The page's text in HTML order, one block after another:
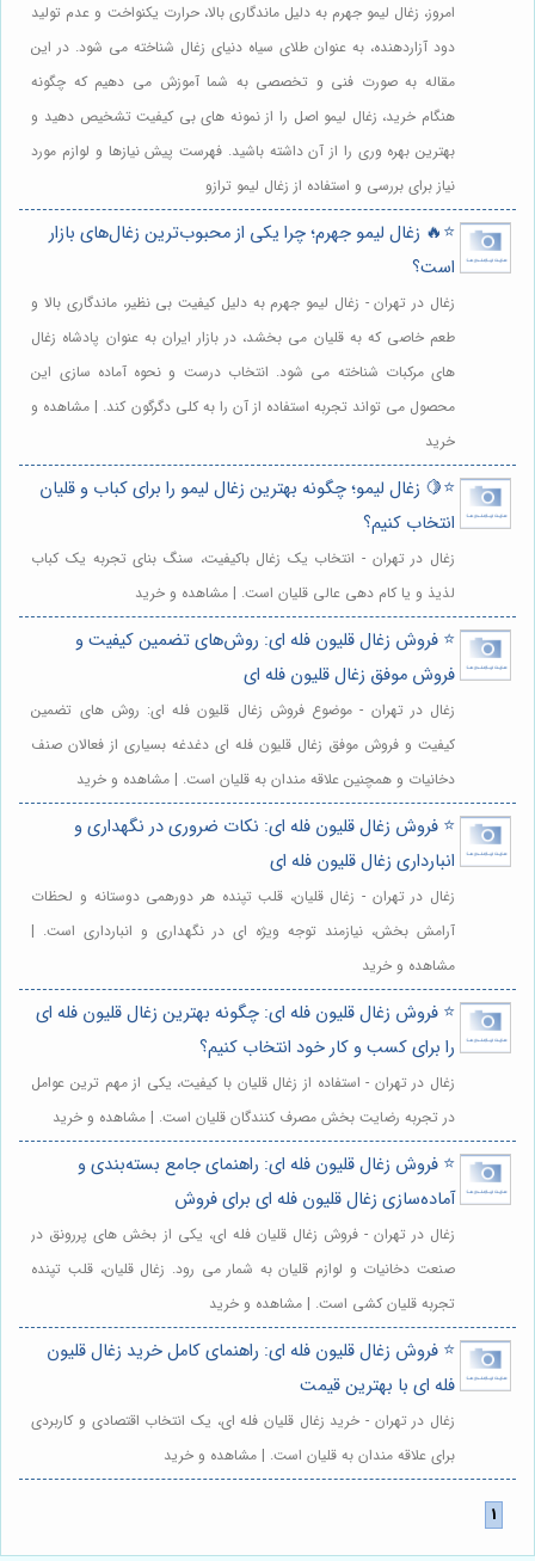
امروز، زغال لیمو جهرم به دلیل ماندگاری بالا، حرارت یکنواخت و عدم تولید
دود آزاردهنده، به عنوان طلای سیاه دنیای زغال شناخته می شود. در این
مقاله به صورت فنی و تخصصی به شما آموزش می دهیم که چگونه
هنگام خرید، زغال لیمو اصل را از نمونه های بی کیفیت تشخیص دهید و
بهترین بهره وری را از آن داشته باشید. فهرست پیش نیازها و لوازم مورد
نیاز برای بررسی و استفاده از زغال لیمو ترازو
⭐️🔥 زغال لیمو جهرم؛ چرا یکی از محبوب‌ترین زغال‌های بازار
است؟
زغال در تهران - زغال لیمو جهرم به دلیل کیفیت بی نظیر، ماندگاری بالا و
طعم خاصی که به قلیان می بخشد، در بازار ایران به عنوان پادشاه زغال
های مرکبات شناخته می شود. انتخاب درست و نحوه آماده سازی این
محصول می تواند تجربه استفاده از آن را به کلی دگرگون کند. | مشاهده و
خرید
⭐️🍋 زغال لیمو؛ چگونه بهترین زغال لیمو را برای کباب و قلیان
انتخاب کنیم؟
زغال در تهران - انتخاب یک زغال باکیفیت، سنگ بنای تجربه یک کباب
لذیذ و یا کام دهی عالی قلیان است. | مشاهده و خرید
⭐️ فروش زغال قلیون فله ای: روش‌های تضمین کیفیت و
فروش موفق زغال قلیون فله ای
زغال در تهران - موضوع فروش زغال قلیون فله ای: روش های تضمین
کیفیت و فروش موفق زغال قلیون فله ای دغدغه بسیاری از فعالان صنف
دخانیات و همچنین علاقه مندان به قلیان است. | مشاهده و خرید
⭐️ فروش زغال قلیون فله ای: نکات ضروری در نگهداری و
انبارداری زغال قلیون فله ای
زغال در تهران - زغال قلیان، قلب تپنده هر دورهمی دوستانه و لحظات
آرامش بخش، نیازمند توجه ویژه ای در نگهداری و انبارداری است. |
مشاهده و خرید
⭐️ فروش زغال قلیون فله ای: چگونه بهترین زغال قلیون فله ای
را برای کسب و کار خود انتخاب کنیم؟
زغال در تهران - استفاده از زغال قلیان با کیفیت، یکی از مهم ترین عوامل
در تجربه رضایت بخش مصرف کنندگان قلیان است. | مشاهده و خرید
⭐️ فروش زغال قلیون فله ای: راهنمای جامع بسته‌بندی و
آماده‌سازی زغال قلیون فله ای برای فروش
زغال در تهران - فروش زغال قلیان فله ای، یکی از بخش های پررونق در
صنعت دخانیات و لوازم قلیان به شمار می رود. زغال قلیان، قلب تپنده
تجربه قلیان کشی است. | مشاهده و خرید
⭐️ فروش زغال قلیون فله ای: راهنمای کامل خرید زغال قلیون
فله ای با بهترین قیمت
زغال در تهران - خرید زغال قلیان فله ای، یک انتخاب اقتصادی و کاربردی
برای علاقه مندان به قلیان است. | مشاهده و خرید